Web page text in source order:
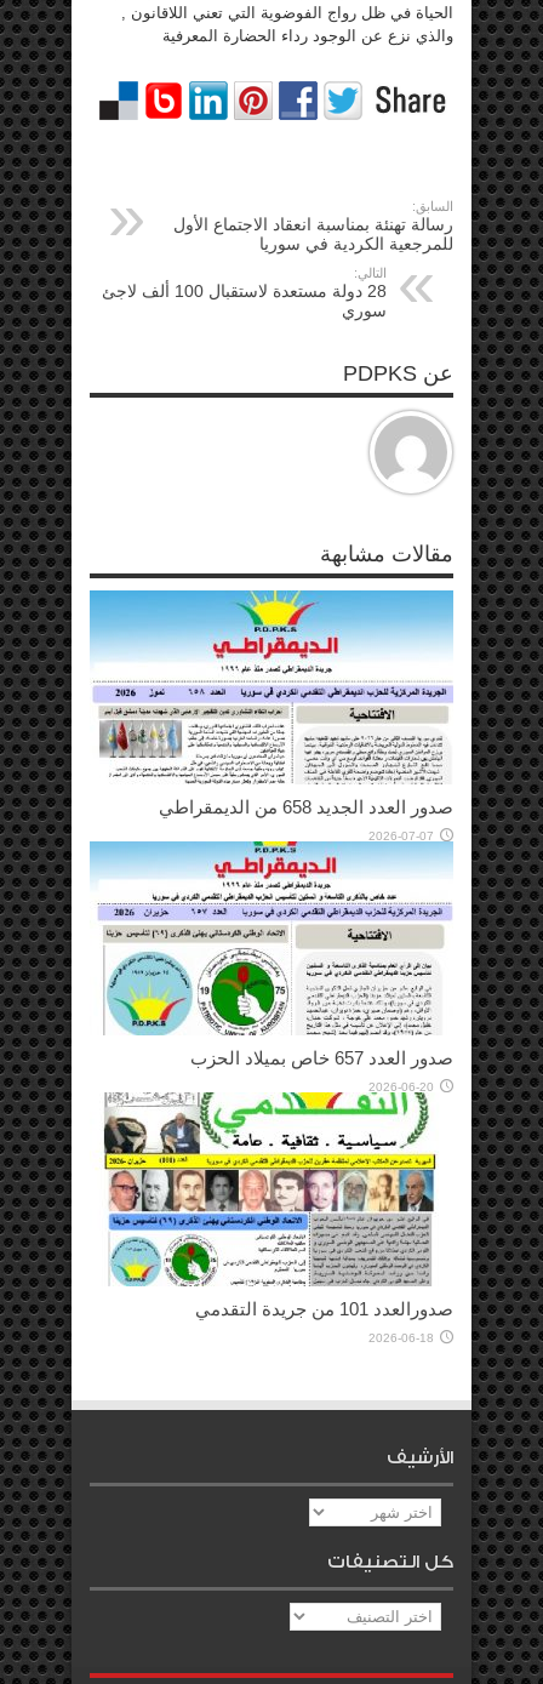
الحياة في ظل رواج الفوضوية التي تعني اللاقانون ,
والذي نزع عن الوجود رداء الحضارة المعرفية
السابق:
رسالة تهنئة بمناسبة انعقاد الاجتماع الأول
للمرجعية الكردية في سوريا
التالي:
28 دولة مستعدة لاستقبال 100 ألف لاجئ
سوري
عن PDPKS
مقالات مشابهة
صدور العدد الجديد 658 من الديمقراطي
2026-07-07
صدور العدد 657 خاص بميلاد الحزب
2026-06-20
صدورالعدد 101 من جريدة التقدمي
2026-06-18
الأرشيف
الأرشيف
كل التصنيفات
كل
التصنيفات